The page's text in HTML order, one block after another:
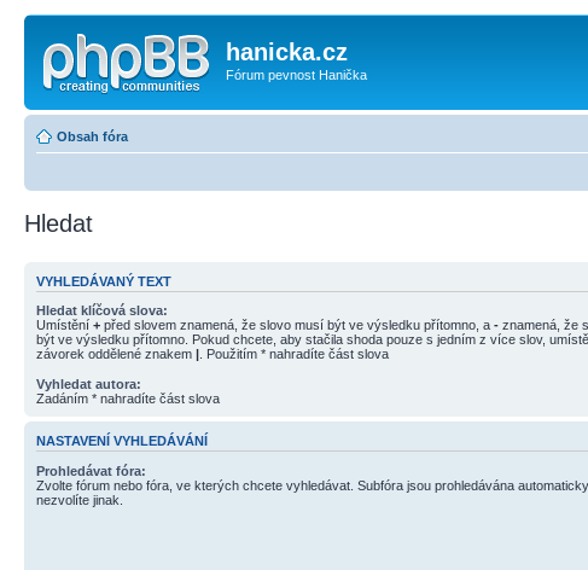
hanicka.cz
Fórum pevnost Hanička
Obsah fóra
Hledat
VYHLEDÁVANÝ TEXT
Hledat klíčová slova:
Umístění + před slovem znamená, že slovo musí být ve výsledku přítomno, a - znamená, že
být ve výsledku přítomno. Pokud chcete, aby stačila shoda pouze s jedním z více slov,
závorek oddělené znakem | . Použitím * nahradíte část slova
Vyhledat autora:
Zadáním * nahradíte část slova
NASTAVENÍ VYHLEDÁVÁNÍ
Prohledávat fóra:
Zvolte fórum nebo fóra, ve kterých chcete vyhledávat. Subfóra jsou prohledávána
nezvolíte jinak.